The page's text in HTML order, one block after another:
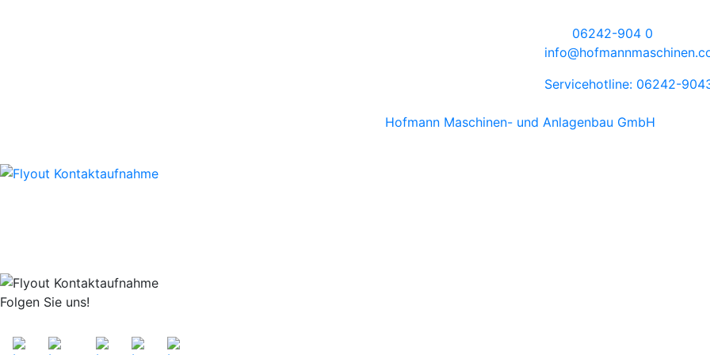
06242-904 0
info
Servicehotline: 06242-
Hofmann Maschinen- und Anlagenbau GmbH
Folgen Sie uns!